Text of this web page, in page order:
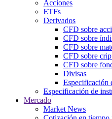
Acciones
ETFs
Derivados
CFD sobre
CFD sobre
CFD sobre
CFD sobre
CFD sobre
Divisas
Especificación
Especificación de
Mercado
Market News